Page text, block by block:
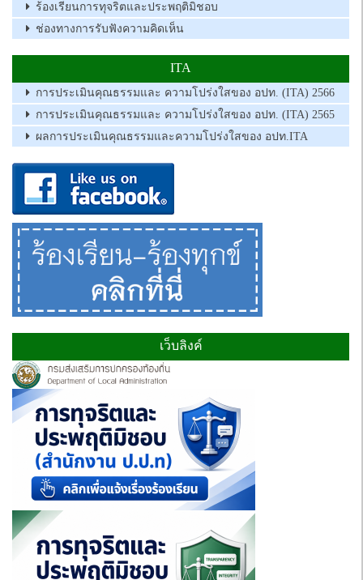
ร้องเรียนการทุจริตและประพฤติมิชอบ
ช่องทางการรับฟังความคิดเห็น
ITA
การประเมินคุณธรรมและ ความโปร่งใสของ อปท. (ITA) 2566
การประเมินคุณธรรมและ ความโปร่งใสของ อปท. (ITA) 2565
ผลการประเมินคุณธรรมและความโปร่งใสของ อปท.ITA
เว็บลิงค์